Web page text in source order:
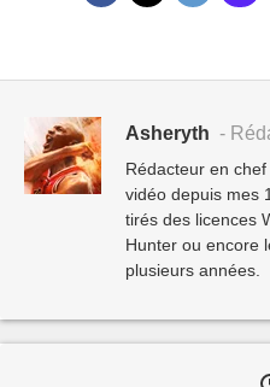
Asheryth -
Rédacteur en
vidéo depuis mes
tirés des licences
Hunter ou encore
plusieurs années.